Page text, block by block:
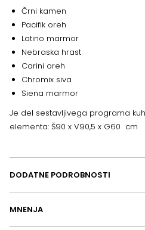
Črni kamen
Pacifik oreh
Latino marmor
Nebraska hrast
Carini oreh
Chromix siva
Siena marmor
Je del sestavljivega programa
elementa: Š90 x V90,5 x G60 cm
DODATNE PODROBNOSTI
MNENJA